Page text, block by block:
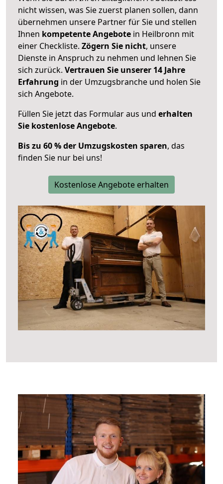
nicht wissen, was Sie zuerst planen sollen, dann
übernehmen unsere Partner für Sie und stellen
Ihnen kompetente Angebote in Heilbronn mit
einer Checkliste. Zögern Sie nicht, unsere
Dienste in Anspruch zu nehmen und lehnen Sie
sich zurück. Vertrauen Sie unserer 14 Jahre
Erfahrung in der Umzugsbranche und holen Sie
sich Angebote.
Füllen Sie jetzt das Formular aus und erhalten
Sie kostenlose Angebote.
Bis zu 60 % der Umzugskosten sparen, das
finden Sie nur bei uns!
Kostenlose Angebote erhalten